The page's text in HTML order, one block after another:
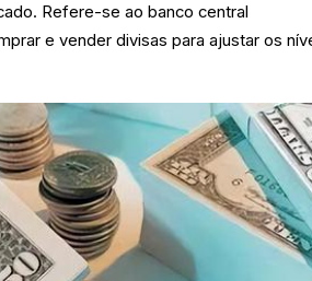
Refere-se ao banco central
e vender divisas para ajustar os